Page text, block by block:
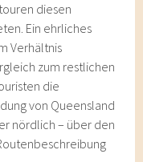
diesen
Ein ehrliches
Verhältnis
zum restlichen
die
von Queensland
nördlich – über den